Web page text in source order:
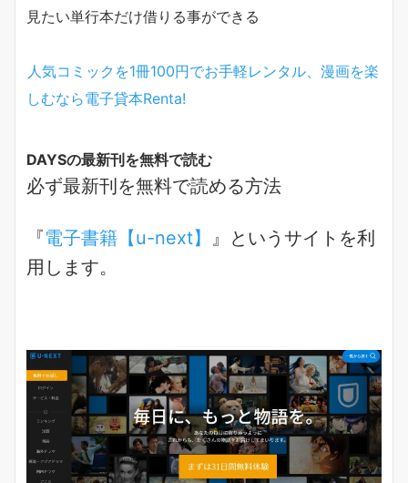
見たい単行本だけ借りる事ができる
人気コミックを1冊100円でお手軽レンタル、漫画を楽
しむなら電子貸本Renta!
DAYSの最新刊を無料で読む
必ず最新刊を無料で読める方法
『電子書籍【u-next】 』というサイトを利
用します。